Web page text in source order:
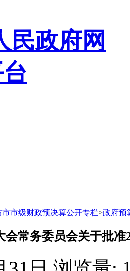
市市级财政预决算公开专栏>政府预
会常务委员会关于批